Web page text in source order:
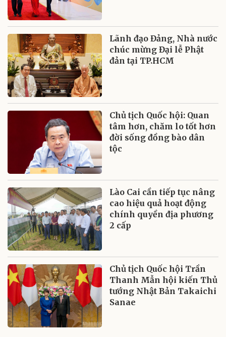
Lãnh đạo Đảng, Nhà nước
chúc mừng Đại lễ Phật
đản tại TP.HCM
Chủ tịch Quốc hội: Quan
tâm hơn, chăm lo tốt hơn
đời sống đồng bào dân
tộc
Lào Cai cần tiếp tục nâng
cao hiệu quả hoạt động
chính quyền địa phương
2 cấp
Chủ tịch Quốc hội Trần
Thanh Mẫn hội kiến Thủ
tướng Nhật Bản Takaichi
Sanae